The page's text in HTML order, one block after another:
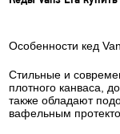
Особенности кед
Стильные и
плотного канваса,
также обладают
вафельным